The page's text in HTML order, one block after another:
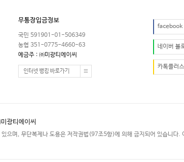
무통장입금정보
국민 591901-01-506349
농협 351-0775-4660-63
예금주 : ㈜미광티에이씨
인터넷 뱅킹 바로가기
facebook
네이버 블
카톡플러
광티에이씨
으며, 무단복제나 도용은 저작권법(97조5항)에 의해 금지되어 있습니다.